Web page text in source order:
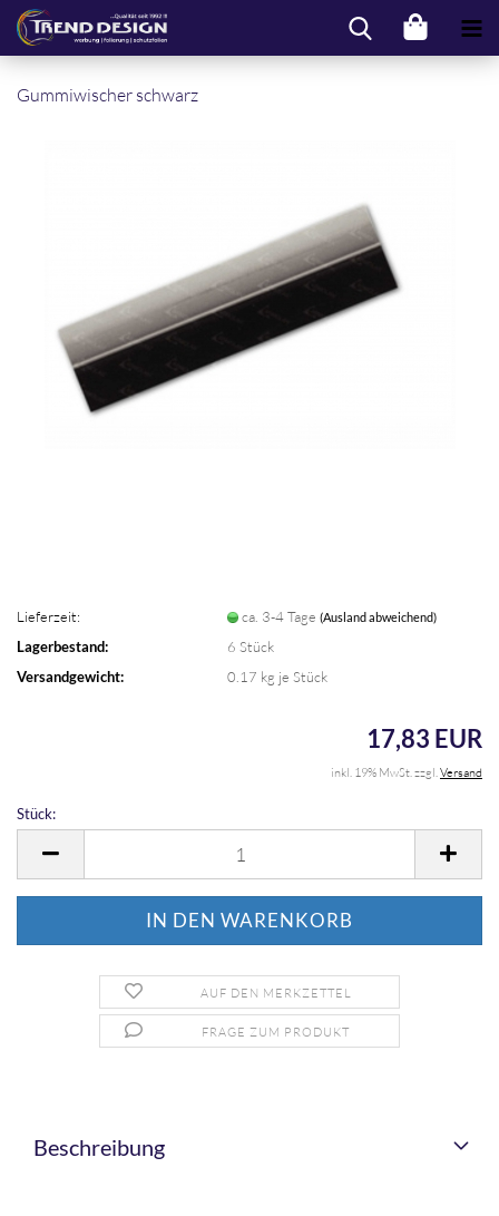
Gum­mi­wi­scher schwarz
Lieferzeit: ca. 3-4 Tage(Ausland abweichend)
Lagerbestand: 6Stück
Versandgewicht:
0.17 kg je Stück
17,83 EUR
inkl. 19% MwSt. zzgl.Versand
Stück:
AUF DEN MERKZETTEL
FRAGE ZUM PRODUKT
Beschreibung